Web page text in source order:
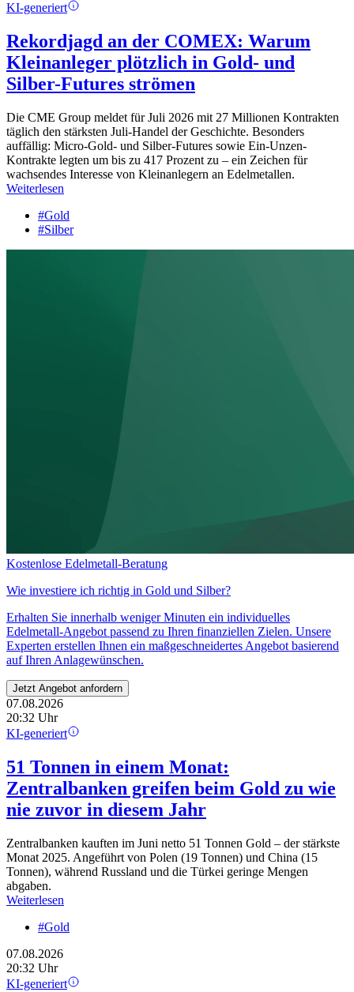
KI-generiert
Rekordjagd an der COMEX: Warum
Kleinanleger plötzlich in Gold- und
Silber-Futures strömen
Die CME Group meldet für Juli 2026 mit 27 Millionen Kontrakten
täglich den stärksten Juli-Handel der Geschichte. Besonders
auffällig: Micro-Gold- und Silber-Futures sowie Ein-Unzen-
Kontrakte legten um bis zu 417 Prozent zu – ein Zeichen für
wachsendes Interesse von Kleinanlegern an Edelmetallen.
Weiterlesen
#Gold
#Silber
Kostenlose Edelmetall-Beratung
Wie investiere ich richtig in Gold und Silber?
Erhalten Sie innerhalb weniger Minuten ein individuelles
Edelmetall-Angebot passend zu Ihren finanziellen Zielen. Unsere
Experten erstellen Ihnen ein maßgeschneidertes Angebot basierend
auf Ihren Anlagewünschen.
Jetzt Angebot anfordern
07.08.2026
20:32 Uhr
KI-generiert
51 Tonnen in einem Monat:
Zentralbanken greifen beim Gold zu wie
nie zuvor in diesem Jahr
Zentralbanken kauften im Juni netto 51 Tonnen Gold – der stärkste
Monat 2025. Angeführt von Polen (19 Tonnen) und China (15
Tonnen), während Russland und die Türkei geringe Mengen
abgaben.
Weiterlesen
#Gold
07.08.2026
20:32 Uhr
KI-generiert